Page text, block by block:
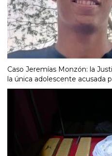
Caso Jeremías Monzón: la
la única adolescente acusada